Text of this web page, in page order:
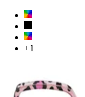
+1